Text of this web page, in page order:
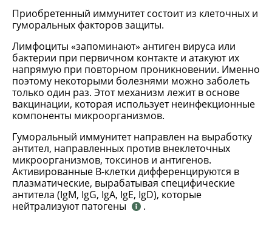
Приобретенный иммунитет состоит из клеточных и
гуморальных факторов защиты.
Лимфоциты «запоминают» антиген вируса или
бактерии при первичном контакте и атакуют их
напрямую при повторном проникновении. Именно
поэтому некоторыми болезнями можно заболеть
только один раз. Этот механизм лежит в основе
вакцинации, которая использует неинфекционные
компоненты микроорганизмов.
Гуморальный иммунитет направлен на выработку
антител, направленных против внеклеточных
микроорганизмов, токсинов и антигенов.
Активированные B-клетки дифференцируются в
плазматические, вырабатывая специфические
антитела (IgM, IgG, IgA, IgE, IgD), которые
нейтрализуют патогены
.